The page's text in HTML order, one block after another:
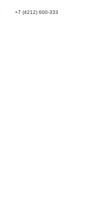
+7 (4212) 600-333